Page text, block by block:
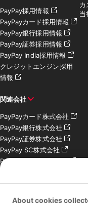
PayPay採用情報
PayPayカード採用情報
PayPay銀行採用情報
PayPay証券採用情報
PayPay India採用情報
クレジットエンジン採用
情報
関連会社
PayPayカード株式会社
PayPay銀行株式会社
PayPay証券株式会社
PayPay SC株式会社
PayPay India Pvt. Ltd.
会社
お問い合わせ
カ
当
About cookies